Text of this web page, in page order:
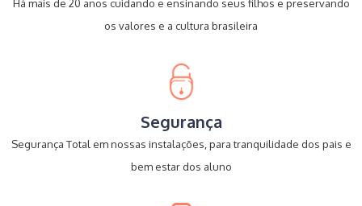
Há mais de 20 anos cuidando e ensinando seus filhos e preservando
os valores e a cultura brasileira
Segurança
Segurança Total em nossas instalações, para tranquilidade dos pais e
bem estar dos aluno